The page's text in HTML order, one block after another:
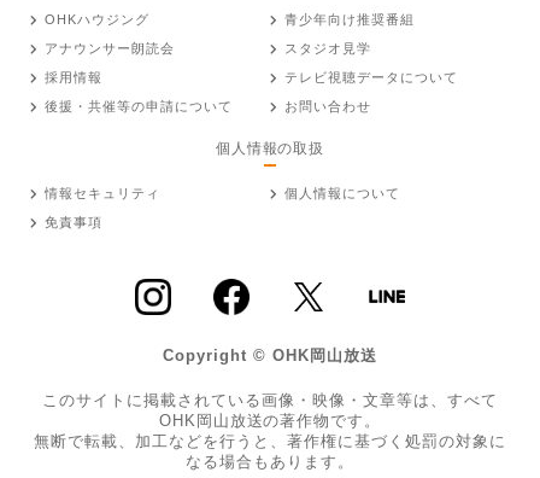
OHKハウジング
青少年向け推奨番組
アナウンサー朗読会
スタジオ見学
採用情報
テレビ視聴データについて
後援・共催等の申請について
お問い合わせ
個人情報の取扱
情報セキュリティ
個人情報について
免責事項
Copyright © OHK岡山放送
このサイトに掲載されている画像・映像・文章等は、すべて
OHK岡山放送の著作物です。
無断で転載、加工などを行うと、著作権に基づく処罰の対象に
なる場合もあります。